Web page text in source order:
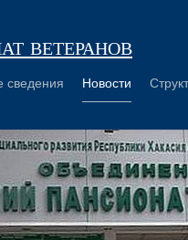
ветеранов
сведения Новости